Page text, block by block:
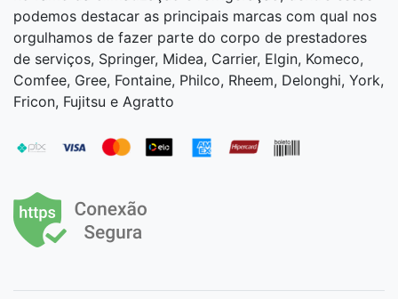
podemos destacar as principais marcas com qual nos
orgulhamos de fazer parte do corpo de prestadores
de serviços, Springer, Midea, Carrier, Elgin, Komeco,
Comfee, Gree, Fontaine, Philco, Rheem, Delonghi, York,
Fricon, Fujitsu e Agratto